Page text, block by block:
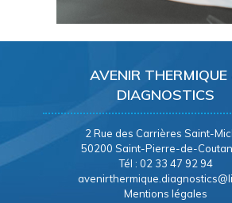
AVENIR THERMIQUE
DIAGNOSTICS
2 Rue des Carrières Saint-
50200 Saint-Pierre-de-
Tél : 02 33 47 92 94
Mentions légales